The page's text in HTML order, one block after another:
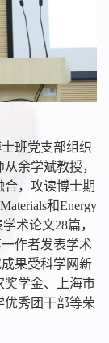
班党支部组织
余学斌教授，
，攻读博士期
和Energy
学术论文28篇，
作者发表学术
果受科学网新
奖学金、上海市
优秀团干部等荣